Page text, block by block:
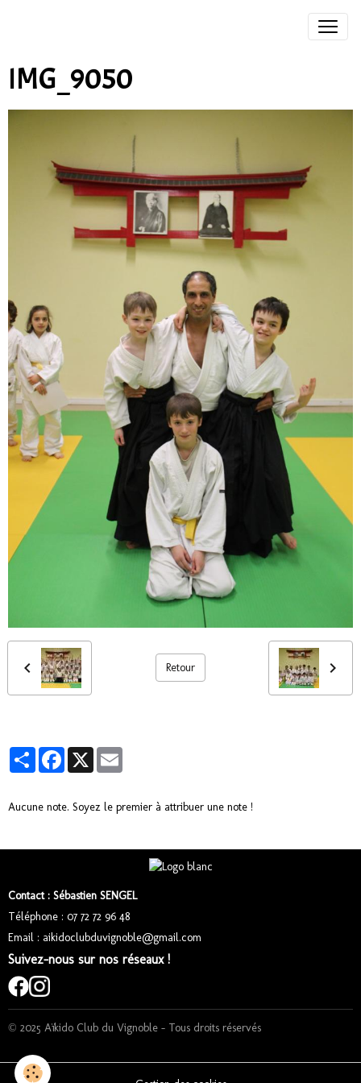
IMG_9050
Retour
PartagerFacebook
X
Aucune note. Soyez le premier à attribuer une note !
Contact : Sébastien SENGEL
Téléphone : 07 72 72 96 48
Email : aikidoclubduvignoble@gmail.com
Suivez-nous sur nos réseaux !
© 2025 Aïkido Club du Vignoble – Tous droits réservés